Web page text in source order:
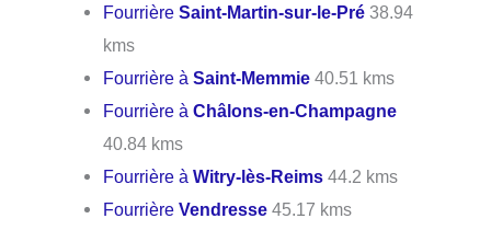
FourrièreSaint-Martin-sur-le-Pré 38.94
kms
Fourrière àSaint-Memmie 40.51 kms
Fourrière àChâlons-en-Champagne
40.84 kms
Fourrière àWitry-lès-Reims 44.2 kms
FourrièreVendresse 45.17 kms